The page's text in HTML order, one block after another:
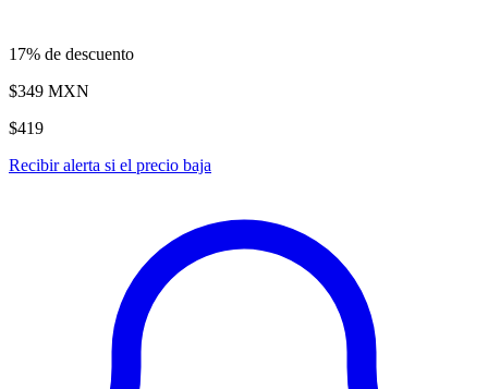
17% de descuento
$349 MXN
$419
Recibir alerta si el precio baja